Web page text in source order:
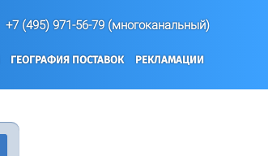
+7 (495) 971-56-79 (многоканальный)
ГЕОГРАФИЯ ПОСТАВОК РЕКЛАМАЦИИ